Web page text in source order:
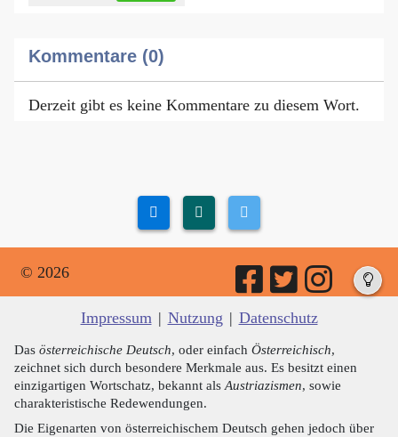
Kommentare (0)
Derzeit gibt es keine Kommentare zu diesem Wort.
© 2026
Impressum | Nutzung | Datenschutz
Das österreichische Deutsch, oder einfach Österreichisch,
zeichnet sich durch besondere Merkmale aus. Es besitzt einen
einzigartigen Wortschatz, bekannt alsAustriazismen, sowie
charakteristische Redewendungen.
Die Eigenarten von österreichischem Deutsch gehen jedoch über